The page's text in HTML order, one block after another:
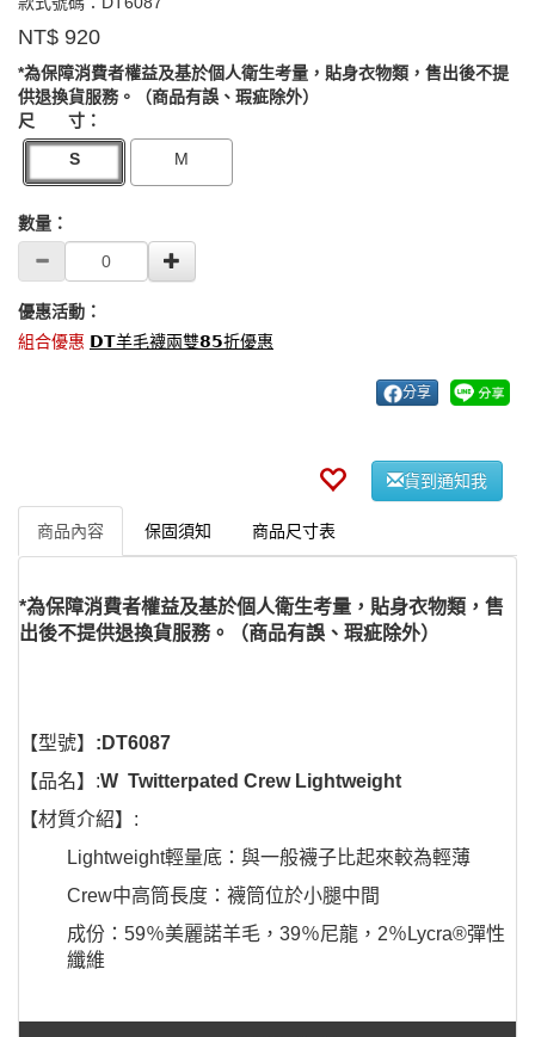
牌：
Darn
Tough
NT$ 920
*為保障消費者權益及基於個人衛生考量，貼身衣物類，售出後不提
供退換貨服務。（商品有誤、瑕疵除外）
尺 寸：
S
M
數量：
優惠活動：
組合優惠 𝗗𝗧羊毛襪兩雙𝟴𝟱折優惠
分享
貨到通知我
商品內容 保固須知 商品尺寸表
*為保障消費者權益及基於個人衛生考量，貼身衣物類，售
出後不提供退換貨服務。（商品有誤、瑕疵除外）
【型號】 :DT6087
【品名】:W Twitterpated Crew Lightweight
【材質介紹】:
Lightweight輕量底：與一般襪子比起來較為輕薄
Crew中高筒長度：襪筒位於小腿中間
成份：59％美麗諾羊毛，39％尼龍，2％Lycra®彈性
纖維